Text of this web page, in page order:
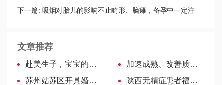
下一篇: 吸烟对胎儿的影响不止畸形、脑瘫，备孕中一定注
文章推荐
赴美生子，宝宝的国籍问题根本不需要你纠结
加速成熟、改善质量…胆碱肌醇对卵子的作用盘点
苏州姑苏区开具婚育证明地址，外来流动人口可前往办理
陕西无精症患者福利来了，西安精子库分布医院速览！